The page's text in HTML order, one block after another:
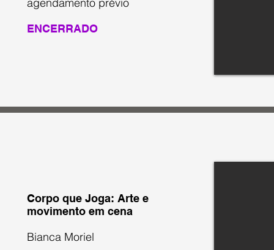
ENCERRADO
Corpo que Joga: Arte e
movimento em cena
Bianca Moriel